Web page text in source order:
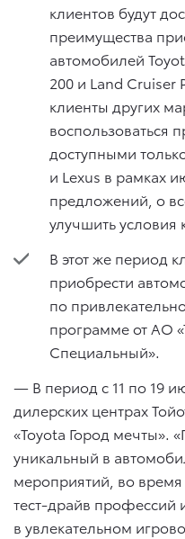
клиентов будут
преимущества
автомобилей
200 и Land Cruiser
клиенты других
воспользоваться
доступными
и Lexus в рамках
предложений, o
улучшить
В этот же период
приобрести
по
программе от АО
Специальный».
— В период с 11 по 19
дилерских центрах
«Toyota Город мечты».
уникальный в
мероприятий, во время
тест-драйв профессий
в увлекательном